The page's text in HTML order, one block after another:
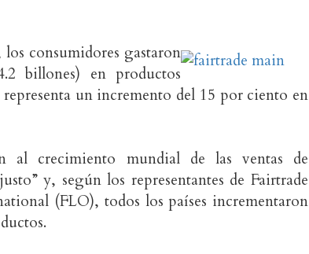
consumidores gastaron
billones) en productos
un incremento del 15 por ciento en
al crecimiento mundial de las ventas de
y, según los representantes de Fairtrade
(FLO), todos los países incrementaron